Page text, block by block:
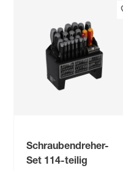
Schraubendreher-
Set 114-teilig